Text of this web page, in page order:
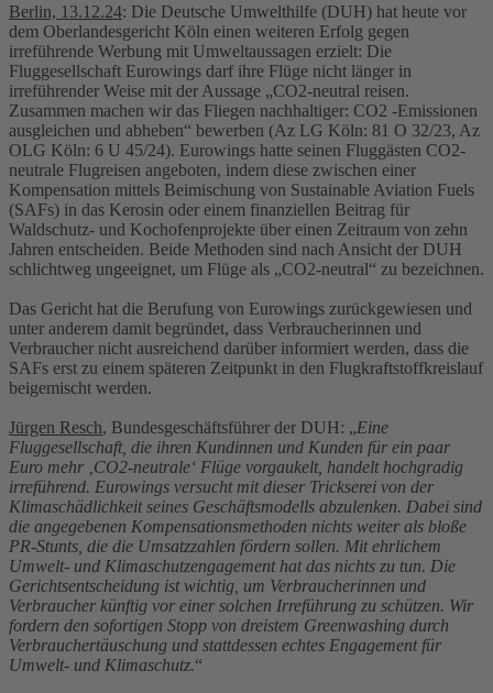
Berlin, 13.12.24: Die Deutsche Umwelthilfe (DUH) hat heute vor
dem Oberlandesgericht Köln einen weiteren Erfolg gegen
irreführende Werbung mit Umweltaussagen erzielt: Die
Fluggesellschaft Eurowings darf ihre Flüge nicht länger in
irreführender Weise mit der Aussage „CO2-neutral reisen.
Zusammen machen wir das Fliegen nachhaltiger: CO2 -Emissionen
ausgleichen und abheben“ bewerben (Az LG Köln: 81 O 32/23, Az
OLG Köln: 6 U 45/24). Eurowings hatte seinen Fluggästen CO2-
neutrale Flugreisen angeboten, indem diese zwischen einer
Kompensation mittels Beimischung von Sustainable Aviation Fuels
(SAFs) in das Kerosin oder einem finanziellen Beitrag für
Waldschutz- und Kochofenprojekte über einen Zeitraum von zehn
Jahren entscheiden. Beide Methoden sind nach Ansicht der DUH
schlichtweg ungeeignet, um Flüge als „CO2-neutral“ zu bezeichnen.
Das Gericht hat die Berufung von Eurowings zurückgewiesen und
unter anderem damit begründet, dass Verbraucherinnen und
Verbraucher nicht ausreichend darüber informiert werden, dass die
SAFs erst zu einem späteren Zeitpunkt in den Flugkraftstoffkreislauf
beigemischt werden.
Jürgen Resch, Bundesgeschäftsführer der DUH: „Eine
Fluggesellschaft, die ihren Kundinnen und Kunden für ein paar
Euro mehr ‚CO2-neutrale‘ Flüge vorgaukelt, handelt hochgradig
irreführend. Eurowings versucht mit dieser Trickserei von der
Klimaschädlichkeit seines Geschäftsmodells abzulenken. Dabei sind
die angegebenen Kompensationsmethoden nichts weiter als bloße
PR-Stunts, die die Umsatzzahlen fördern sollen. Mit ehrlichem
Umwelt- und Klimaschutzengagement hat das nichts zu tun. Die
Gerichtsentscheidung ist wichtig, um Verbraucherinnen und
Verbraucher künftig vor einer solchen Irreführung zu schützen. Wir
fordern den sofortigen Stopp von dreistem Greenwashing durch
Verbrauchertäuschung und stattdessen echtes Engagement für
Umwelt- und Klimaschutz.“